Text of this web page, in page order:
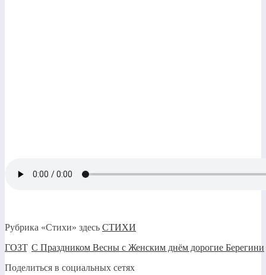
Рубрика «Стихи» здесь СТИХИ
ГОЗТ, С Праздником Весны с Женским днём дорогие Берегини
Поделиться в социальных сетях